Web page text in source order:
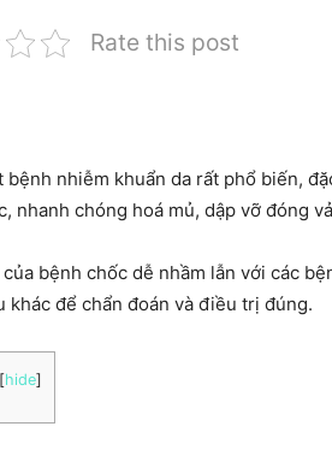
Rate this post
bệnh nhiễm khuẩn da rất phổ biến,
nhanh chóng hoá mủ, dập vỡ đóng
bệnh chốc dễ nhầm lẫn với các
khác để chẩn đoán và điều trị đúng.
[hide]